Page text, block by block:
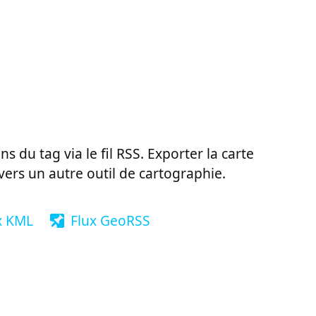
du tag via le fil RSS. Exporter la carte
un autre outil de cartographie.
KML Flux GeoRSS